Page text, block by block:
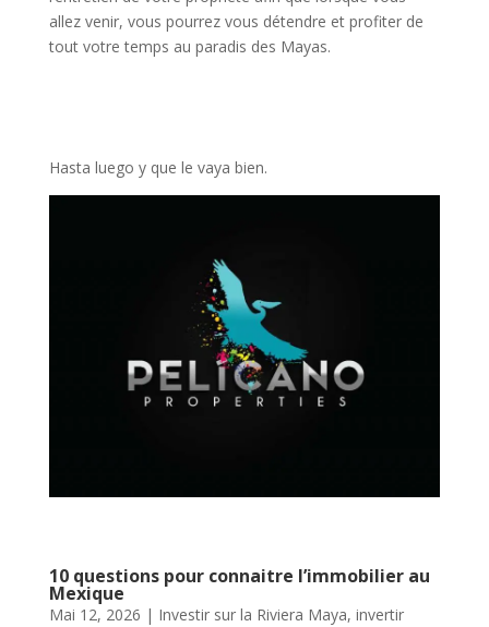
allez venir, vous pourrez vous détendre et profiter de
tout votre temps au paradis des Mayas.
Hasta luego y que le vaya bien.
10 questions pour connaitre l’immobilier au
Mexique
Mai 12, 2026 | Investir sur la Riviera Maya, invertir